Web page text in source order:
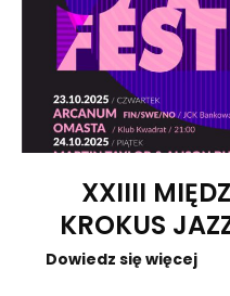
XXIIII
KROKUS
Dowiedz się więcej